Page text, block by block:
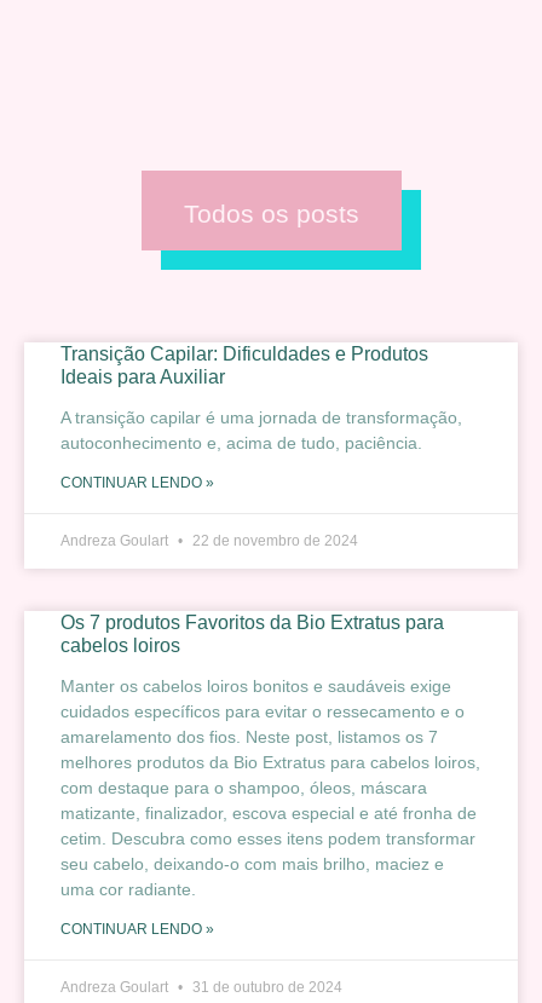
Todos os posts
Transição Capilar: Dificuldades e Produtos
Ideais para Auxiliar
A transição capilar é uma jornada de transformação,
autoconhecimento e, acima de tudo, paciência.
CONTINUAR LENDO »
Andreza Goulart 22 de novembro de 2024
Os 7 produtos Favoritos da Bio Extratus para
cabelos loiros
Manter os cabelos loiros bonitos e saudáveis exige
cuidados específicos para evitar o ressecamento e o
amarelamento dos fios. Neste post, listamos os 7
melhores produtos da Bio Extratus para cabelos loiros,
com destaque para o shampoo, óleos, máscara
matizante, finalizador, escova especial e até fronha de
cetim. Descubra como esses itens podem transformar
seu cabelo, deixando-o com mais brilho, maciez e
uma cor radiante.
CONTINUAR LENDO »
Andreza Goulart 31 de outubro de 2024